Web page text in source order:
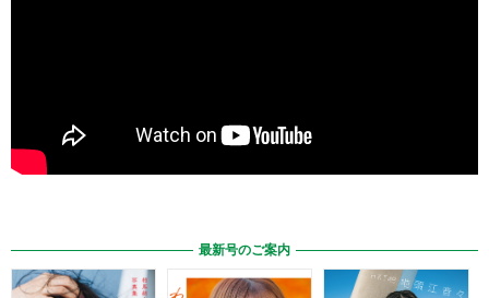
最新号のご案内